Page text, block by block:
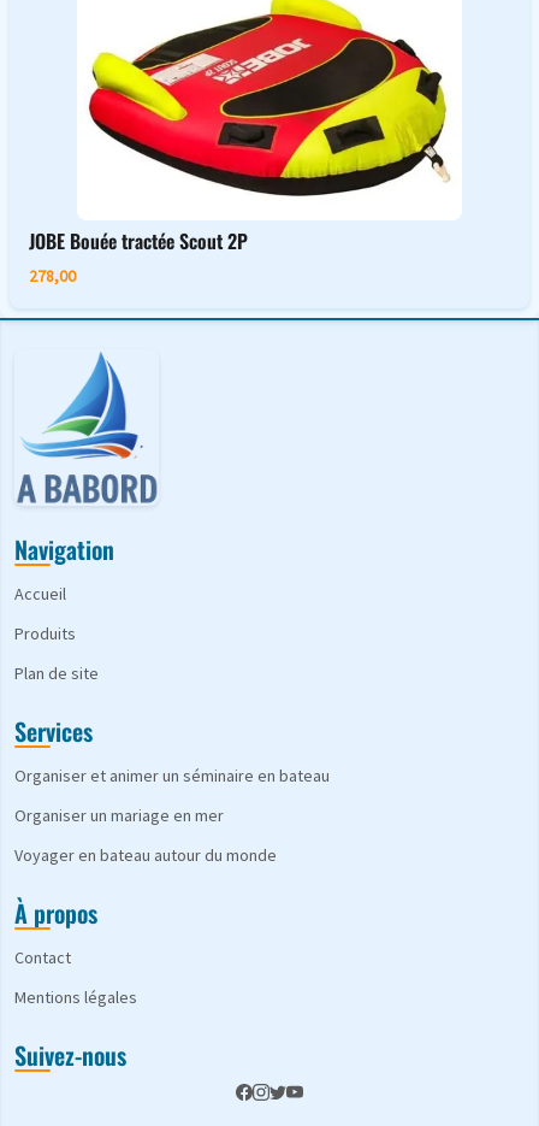
JOBE Bouée tractée Scout 2P
278,00
Navigation
Accueil
Produits
Plan de site
Services
Organiser et animer un séminaire en bateau
Organiser un mariage en mer
Voyager en bateau autour du monde
À propos
Contact
Mentions légales
Suivez-nous